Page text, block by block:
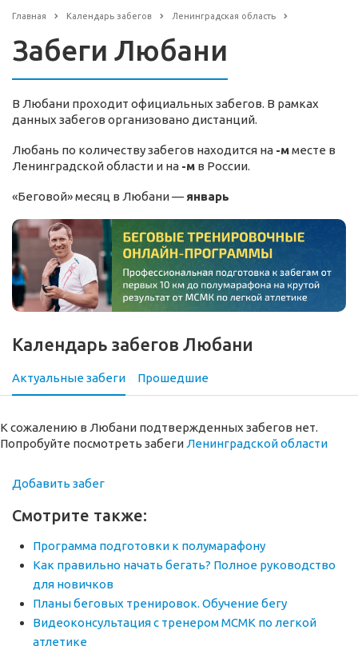
Главная Календарь забегов Ленинградская область
Забеги Любани
В Любани проходит официальных забегов. В рамках
данных забегов организовано дистанций.
Любань по количеству забегов находится на -мместе в
Ленинградской области и на -м в России.
«Беговой» месяц в Любани — январь
Календарь забегов Любани
Актуальные забеги Прошедшие
К сожалению в Любани подтвержденных забегов нет.
Попробуйте посмотреть забегиЛенинградской области
Добавить забег
Смотрите также:
Программа подготовки к полумарафону
Как правильно начать бегать? Полное руководство
для новичков
Планы беговых тренировок. Обучение бегу
Видеоконсультация с тренером МСМК по легкой
атлетике